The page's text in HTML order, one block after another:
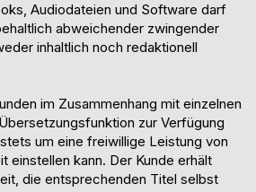
Audiodateien und Software darf
abweichender zwingender
inhaltlich noch redaktionell
im Zusammenhang mit einzelnen
zur Verfügung
um eine freiwillige Leistung von
einstellen kann. Der Kunde erhält
die entsprechenden Titel selbst